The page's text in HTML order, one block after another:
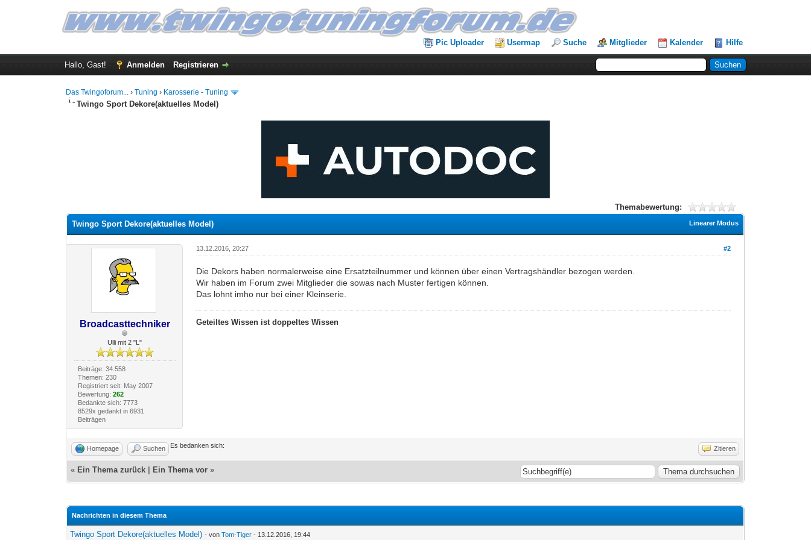
Pic Uploader Usermap Suche Mitglieder Kalender Hilfe
Hallo, Gast! Anmelden Registrieren
Das Twingoforum... ›Tuning › Karosserie - Tuning
Twingo Sport Dekore(aktuelles Model)
Themabewertung:
Linearer Modus
Twingo Sport Dekore(aktuelles Model)
Broadcasttechniker
Ulli mit 2 "L"
Beiträge: 34.558
Themen: 230
Registriert seit: May 2007
Bewertung: 262
Bedankte sich: 7773
8529x gedankt in 6931
Beiträgen
#2
13.12.2016, 20:27
Die Dekors haben normalerweise eine Ersatzteilnummer und können über einen Vertragshändler bezogen werden.
Wir haben im Forum zwei Mitglieder die sowas nach Muster fertigen können.
Das lohnt imho nur bei einer Kleinserie.
Geteiltes Wissen ist doppeltes Wissen
Homepage Suchen Zitieren
Es bedanken sich:
« Ein Thema zurück Ein Thema vor »
Nachrichten in diesem Thema
Twingo Sport Dekore(aktuelles Model) - vonTom-Tiger - 13.12.2016, 19:44